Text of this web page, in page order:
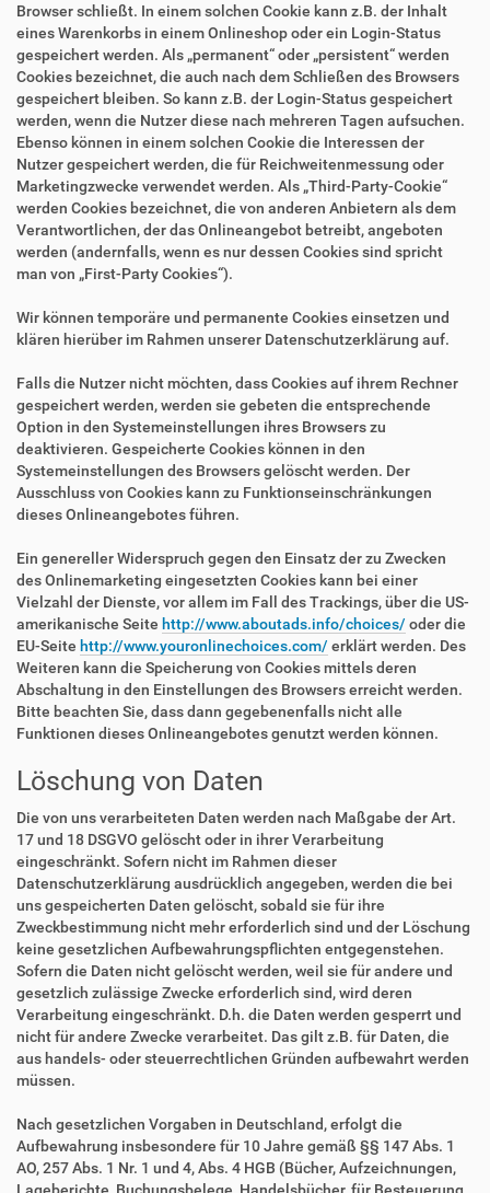
Browser schließt. In einem solchen Cookie kann z.B. der Inhalt
eines Warenkorbs in einem Onlineshop oder ein Login-Status
gespeichert werden. Als „permanent“ oder „persistent“ werden
Cookies bezeichnet, die auch nach dem Schließen des Browsers
gespeichert bleiben. So kann z.B. der Login-Status gespeichert
werden, wenn die Nutzer diese nach mehreren Tagen aufsuchen.
Ebenso können in einem solchen Cookie die Interessen der
Nutzer gespeichert werden, die für Reichweitenmessung oder
Marketingzwecke verwendet werden. Als „Third-Party-Cookie“
werden Cookies bezeichnet, die von anderen Anbietern als dem
Verantwortlichen, der das Onlineangebot betreibt, angeboten
werden (andernfalls, wenn es nur dessen Cookies sind spricht
man von „First-Party Cookies“).
Wir können temporäre und permanente Cookies einsetzen und
klären hierüber im Rahmen unserer Datenschutzerklärung auf.
Falls die Nutzer nicht möchten, dass Cookies auf ihrem Rechner
gespeichert werden, werden sie gebeten die entsprechende
Option in den Systemeinstellungen ihres Browsers zu
deaktivieren. Gespeicherte Cookies können in den
Systemeinstellungen des Browsers gelöscht werden. Der
Ausschluss von Cookies kann zu Funktionseinschränkungen
dieses Onlineangebotes führen.
Ein genereller Widerspruch gegen den Einsatz der zu Zwecken
des Onlinemarketing eingesetzten Cookies kann bei einer
Vielzahl der Dienste, vor allem im Fall des Trackings, über die US-
amerikanische Seite http://www.aboutads.info/choices/ oder die
EU-Seite http://www.youronlinechoices.com/ erklärt werden. Des
Weiteren kann die Speicherung von Cookies mittels deren
Abschaltung in den Einstellungen des Browsers erreicht werden.
Bitte beachten Sie, dass dann gegebenenfalls nicht alle
Funktionen dieses Onlineangebotes genutzt werden können.
Löschung von Daten
Die von uns verarbeiteten Daten werden nach Maßgabe der Art.
17 und 18 DSGVO gelöscht oder in ihrer Verarbeitung
eingeschränkt. Sofern nicht im Rahmen dieser
Datenschutzerklärung ausdrücklich angegeben, werden die bei
uns gespeicherten Daten gelöscht, sobald sie für ihre
Zweckbestimmung nicht mehr erforderlich sind und der Löschung
keine gesetzlichen Aufbewahrungspflichten entgegenstehen.
Sofern die Daten nicht gelöscht werden, weil sie für andere und
gesetzlich zulässige Zwecke erforderlich sind, wird deren
Verarbeitung eingeschränkt. D.h. die Daten werden gesperrt und
nicht für andere Zwecke verarbeitet. Das gilt z.B. für Daten, die
aus handels- oder steuerrechtlichen Gründen aufbewahrt werden
müssen.
Nach gesetzlichen Vorgaben in Deutschland, erfolgt die
Aufbewahrung insbesondere für 10 Jahre gemäß §§ 147 Abs. 1
AO, 257 Abs. 1 Nr. 1 und 4, Abs. 4 HGB (Bücher, Aufzeichnungen,